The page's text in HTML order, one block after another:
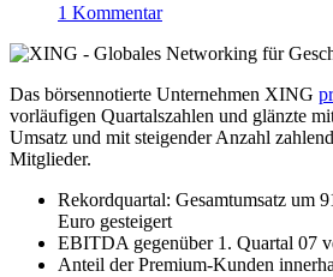
1 Kommentar
Das börsennotierte Unternehmen XING
vorläufigen Quartalszahlen und glänzte
Umsatz und mit steigender Anzahl
Mitglieder.
Rekordquartal: Gesamtumsatz um
Euro gesteigert
EBITDA gegenüber 1. Quartal 07
Anteil der Premium-Kunden